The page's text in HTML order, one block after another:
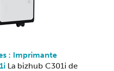
: Imprimante
La bizhub C301i de